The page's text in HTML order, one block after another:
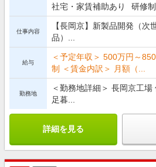
社宅・家賃補助あり
研修
仕事内容
【長岡京】新製品開発（次
品）...
給与
＜予定年収＞ 500万円～
制 ＜賃金内訳＞ 月額（...
勤務地
＜勤務地詳細＞ 長岡京工
足暮...
詳細を見る